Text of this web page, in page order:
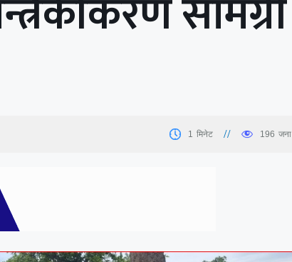
सामग्री
1 मिनेट 196 जना